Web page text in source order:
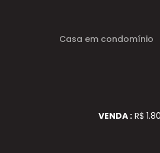
Casa em condomínio
VENDA : R$